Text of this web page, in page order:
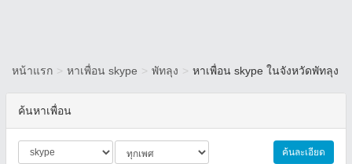
หน้าแรก > หาเพื่อน skype > พัทลุง > หาเพื่อน skype ในจังหวัดพัทลุง
ค้นหาเพื่อน
ค้นละเอียด